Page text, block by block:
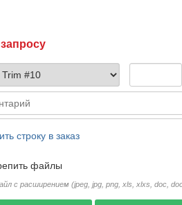
строку в заказ
файлы
с расширением (jpeg, jpg, png, xls, xlxs, doc,